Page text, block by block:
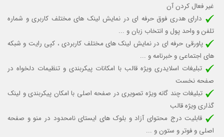
غیر فعال کردن آن
دارای هدری فوق حرفه ای در نمایش لینک های مختلف کاربری و شماره
تلفن و واحد پول و انتخاب زبان و ...
پاورقی حرفه ای در نمایش لینک های مختلف کاربردی ، کپی رایت و شبکه
های اجتماعی و خبرنامه و ...
تبلیغات اسلایدری ویژه قالب با امکانات پیکربندی و تنظیمات دلخواه در
صفحه نخست
تبلیغات چند گانه ویژه تصویری در صفحه اصلی با امکان پیکربندی و لینک
گذاری ویژه قالب
قابلیت درج محتوای آزاد و بلوک های ایستای نامحدود در منو و صفحه
اصلی و فوتر و ستون و ...